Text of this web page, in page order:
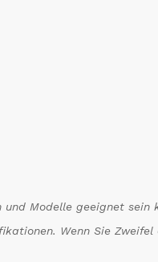
Modelle geeignet
Wenn Sie Zweifel